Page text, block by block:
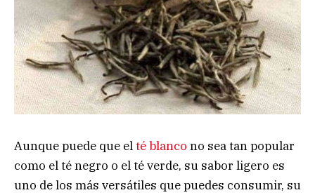
Aunque puede que elté blanco no sea tan popular
como el té negro o el té verde, su sabor ligero es
uno de los más versátiles que puedes consumir, su